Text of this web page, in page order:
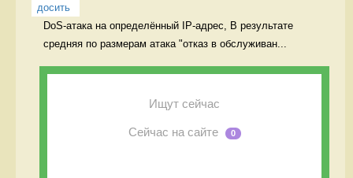
досить
DoS-атака на определённый IP-адрес, В результате
средняя по размерам атака "отказ в обслуживан...
Ищут сейчас
Сейчас на сайте 0